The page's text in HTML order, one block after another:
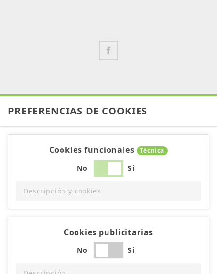
PREFERENCIAS DE COOKIES
Cookies funcionales Técnica
No Si
Descripción y cookies
Cookies publicitarias
No Si